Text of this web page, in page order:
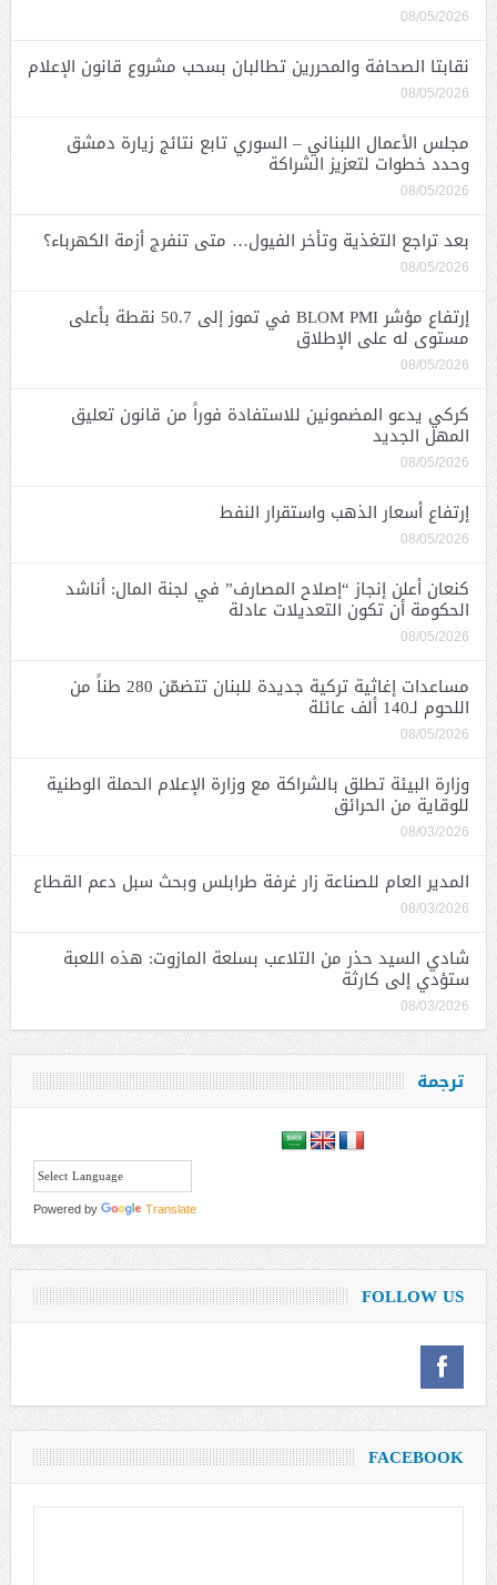
08/05/2026
نقابتا الصحافة والمحررين تطالبان بسحب مشروع قانون الإعلام
08/05/2026
مجلس الأعمال اللبناني – السوري تابع نتائج زيارة دمشق
وحدد خطوات لتعزيز الشراكة
08/05/2026
بعد تراجع التغذية وتأخر الفيول… متى تنفرج أزمة الكهرباء؟
08/05/2026
إرتفاع مؤشر BLOM PMI في تموز إلى 50.7 نقطة بأعلى
مستوى له على الإطلاق
08/05/2026
كركي يدعو المضمونين للاستفادة فوراً من قانون تعليق
المهل الجديد
08/05/2026
إرتفاع أسعار الذهب واستقرار النفط
08/05/2026
كنعان أعلن إنجاز “إصلاح المصارف” في لجنة المال: أناشد
الحكومة أن تكون التعديلات عادلة
08/05/2026
مساعدات إغاثية تركية جديدة للبنان تتضمّن 280 طناً من
اللحوم لـ140 ألف عائلة
08/05/2026
وزارة البيئة تطلق بالشراكة مع وزارة الإعلام الحملة الوطنية
للوقاية من الحرائق
08/03/2026
المدير العام للصناعة زار غرفة طرابلس وبحث سبل دعم القطاع
08/03/2026
شادي السيد حذر من التلاعب بسلعة المازوت: هذه اللعبة
ستؤدي إلى كارثة
08/03/2026
ترجمة
Powered by Translate
FOLLOW US
FACEBOOK